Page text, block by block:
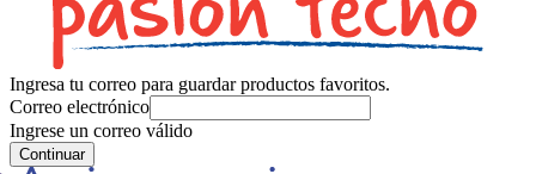
Ingresa tu correo para guardar productos favoritos.
Correo electrónico
Ingrese un correo válido
Continuar